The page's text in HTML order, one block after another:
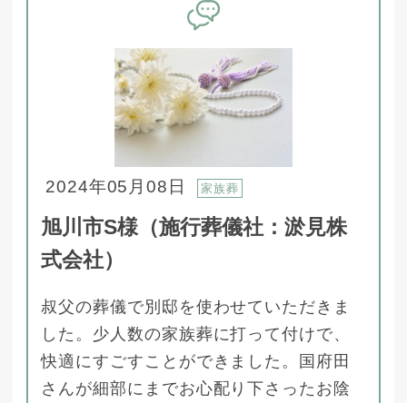
2024年05月08日 家族葬
旭川市S様（施行葬儀社：淤見株
式会社）
叔父の葬儀で別邸を使わせていただきま
した。少人数の家族葬に打って付けで、
快適にすごすことができました。国府田
さんが細部にまでお心配り下さったお陰